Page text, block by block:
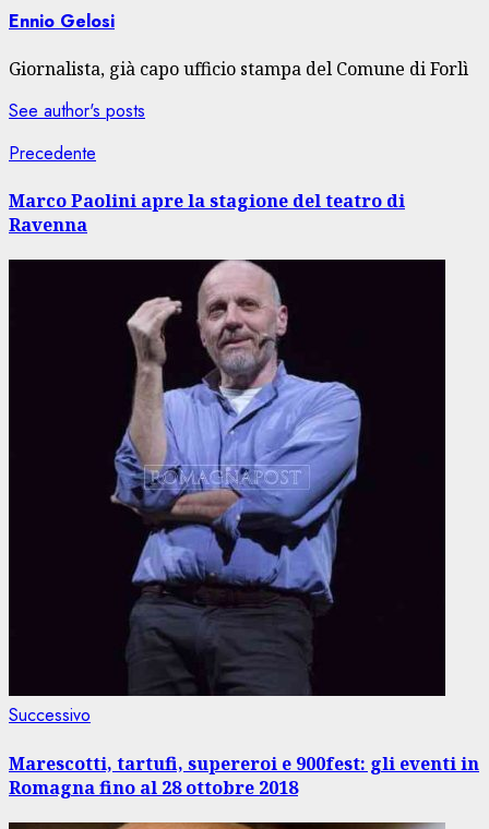
Ennio Gelosi
Giornalista, già capo ufficio stampa del Comune di Forlì
See author's posts
Navigazione
articolo
Precedente
Marco Paolini apre la stagione del teatro di
Ravenna
Successivo
Marescotti, tartufi, supereroi e 900fest: gli eventi in
Romagna fino al 28 ottobre 2018